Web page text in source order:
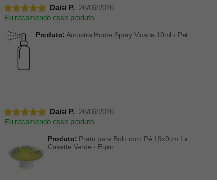
Daisi P.
26/06/2026
Eu recomendo esse produto.
Produto: Amostra Home Spray Vicace 10ml - Pet
Daisi P.
26/06/2026
Eu recomendo esse produto.
Produto: Prato para Bolo com Pé 19x9cm La
Casette Verde - Egan